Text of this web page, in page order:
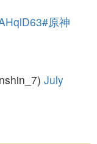
#原神
July